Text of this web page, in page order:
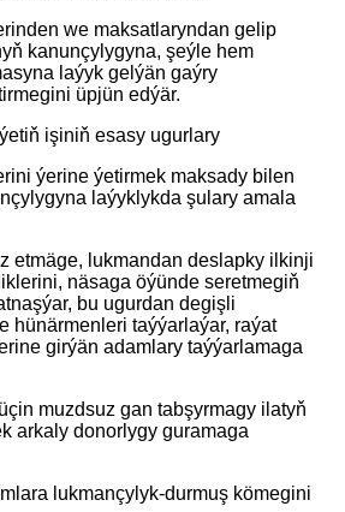
we maksatlaryndan gelip
kanunçylygyna, şeýle hem
laýyk gelýän gaýry
üpjün edýär.
işiniň esasy ugurlary
ýerine ýetirmek maksady bilen
laýyklykda şulary amala
etmäge, lukmandan deslapky ilkinji
näsaga öýünde seretmegiň
bu ugurdan degişli
hünärmenleri taýýarlaýar, raýat
girýän adamlary taýýarlamaga
muzdsuz gan tabşyrmagy ilatyň
arkaly donorlygy guramaga
lukmançylyk-durmuş kömegini